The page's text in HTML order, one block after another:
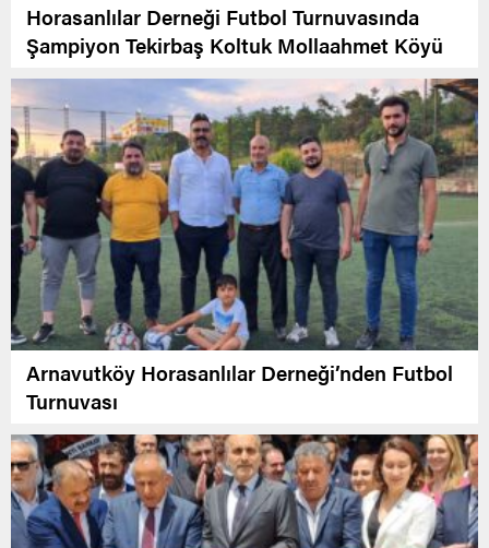
Horasanlılar Derneği Futbol Turnuvasında
Şampiyon Tekirbaş Koltuk Mollaahmet Köyü
Arnavutköy Horasanlılar Derneği’nden Futbol
Turnuvası